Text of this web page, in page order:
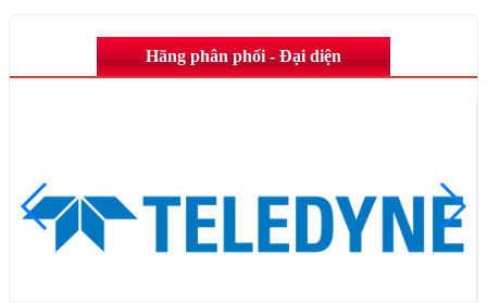
Hãng phân phối - Đại diện